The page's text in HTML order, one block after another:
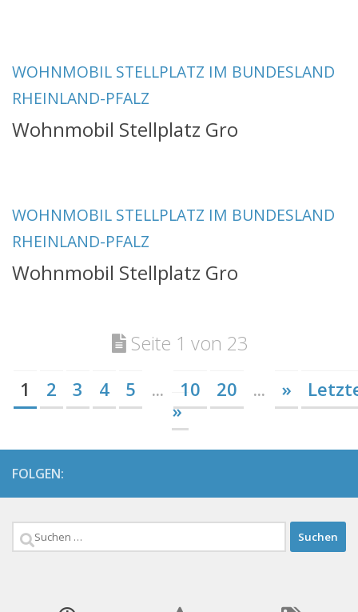
WOHNMOBIL STELLPLATZ IM BUNDESLAND
RHEINLAND-PFALZ
Wohnmobil Stellplatz Gro
WOHNMOBIL STELLPLATZ IM BUNDESLAND
RHEINLAND-PFALZ
Wohnmobil Stellplatz Gro
Seite 1 von 23
1 2 3 4 5 ... 10 20 ... »
»
FOLGEN:
Suchen